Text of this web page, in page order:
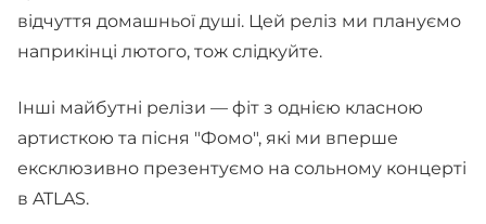
відчуття домашньої душі. Цей реліз ми плануємо
наприкінці лютого, тож слідкуйте.
Інші майбутні релізи — фіт з однією класною
артисткою та пісня "Фомо", які ми вперше
ексклюзивно презентуємо на сольному концерті
в ATLAS.